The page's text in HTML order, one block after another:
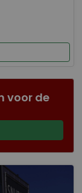
voor de